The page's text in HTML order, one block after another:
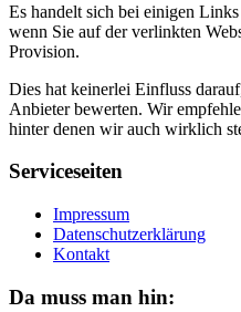
Es handelt sich bei einigen
wenn Sie auf der verlinkten
Provision.
Dies hat keinerlei Einfluss
Anbieter bewerten. Wir
hinter denen wir auch wirklich
Serviceseiten
Impressum
Datenschutzerklärung
Kontakt
Da muss man hin: